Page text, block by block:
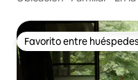
Favorito entre
Favorito entre huéspedes